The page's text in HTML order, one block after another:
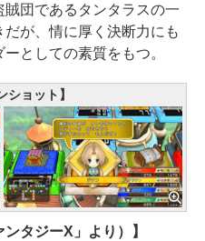
団であるタンタラスの一
が、情に厚く決断力にも
としての素質をもつ。
ショット】
タジーX」より）】